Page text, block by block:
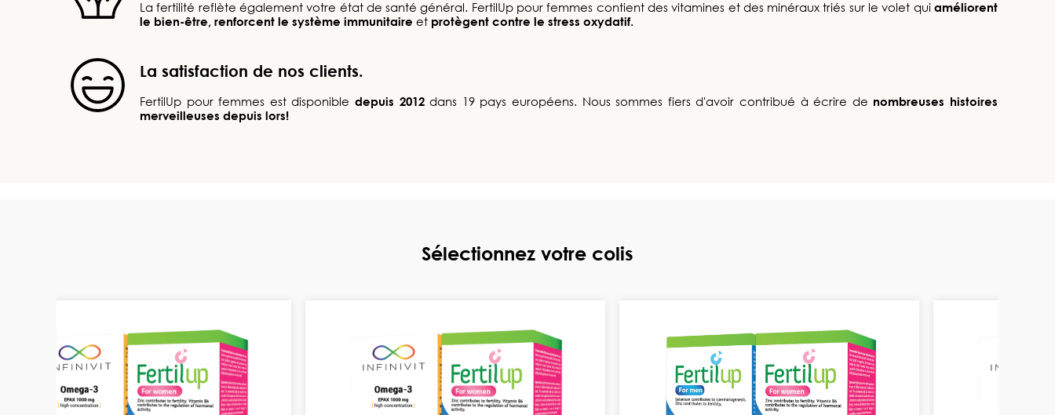
La fertilité reflète également votre état de santé général. FertilUp pour femmes contient des vitamines et des minéraux triés sur le volet qui améliorent
le bien-être, renforcent le système immunitaire et protègent contre le stress oxydatif.
La satisfaction de nos clients.
FertilUp pour femmes est disponible depuis 2012dans 19 pays européens. Nous sommes fiers d'avoir contribué à écrire de nombreuses histoires
merveilleuses depuis lors!
Sélectionnez votre colis